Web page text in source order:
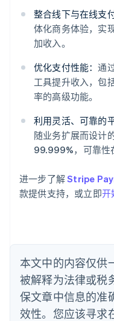
整合线下与在线支付
体化商务体验，实
加收入。
优化支付性能：通
工具提升收入，包
率的高级功能。
利用灵活、可靠的
随业务扩展而设计
99.999%，可靠性
进一步了解Stripe
款提供支持，或立即开
本文中的内容仅供
被解释为法律或税
保文章中信息的准
效性。您应该寻求
English
爱尔兰
English
English
奥地利
Deutsch English
澳大利亚
巴西
Português English
English
丹麦
English
德国
DeutschEnglish